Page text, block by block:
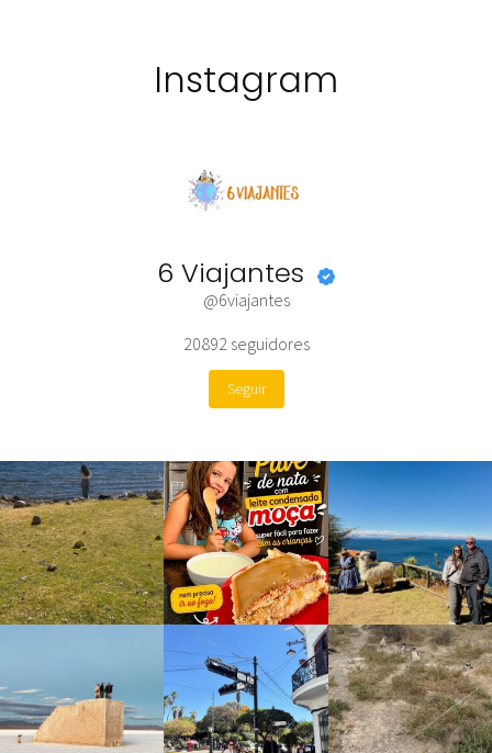
Instagram
6 Viajantes
@6viajantes
20892 seguidores
Seguir